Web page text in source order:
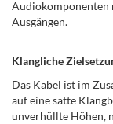
Audiokomponenten
Ausgängen.
Klangliche
Das Kabel ist im
auf eine satte
unverhüllte Höhen,